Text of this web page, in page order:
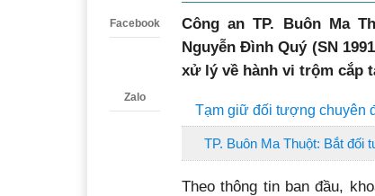
Facebook
Zalo
Công an TP. Buôn Ma
Nguyễn Đình Quý (SN
xử lý về hành vi trộm cắp
Tạm giữ đối tượng chuyên
TP. Buôn Ma Thuột: Bắt đối
Theo thông tin ban đầu,